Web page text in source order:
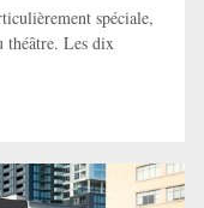
spéciale,
théâtre. Les dix